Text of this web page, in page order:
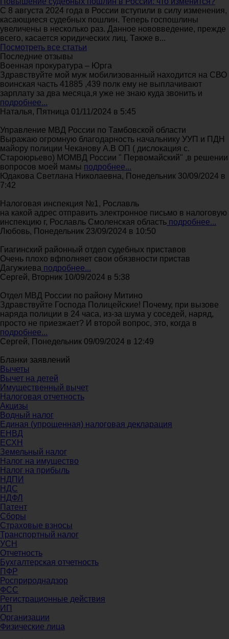
С 8 августа 2024 года в России вступили в силу изменения,
касающиеся судебных пошлин. Теперь госпошлины
увеличены в несколько раз. Данное нововведение, прежде
всего, касается юридических лиц. Также в...
Посмотреть все статьи
Последние отзывы
Военная прокуратура – Юрга
Здравствуйте мой муж мобилизованный находится на СВО
воинская часть 41885 ,439 полк ему не выплачивают
зарплату за два месяца,я уже не знаю куда звонить и
подробнее...
Наталья, Пятница 01/11/2024 в 5:45
Управление МВД России по Тамбовской области
Выражаю огромную благодарность начальнику УУП и ПДН
майору полиции Чеканову А.В ОП ( дислокация с.
Староюрьево) МОМВД России " Первомайский" ,в решении
вопросов моей мамы подробнее...
Юдакова Светлана Николаевна, Понедельник 30/09/2024 в
7:42
Налоговая инспекция №1, Рославль
на какой адрес отправить электронное письмо в налоговую
инспекцию г, Рославль Смоленская область подробнее...
Любовь, Понедельник 23/09/2024 в 10:50
Гиагинский районный отдел судебных приставов
Очень плохо вфполняет свои обязвности пристав
Дагужиева подробнее...
Сергей, Вторник 10/09/2024 в 5:38
Отдел МВД России по району Митино
Здравствуйте Господа Полицейские! Почему, при вызове
наряда полиции в 24 часа, из-за шума у соседей, наряд,
просто не приезжает? И второй вопрос, это, когда в
подробнее...
Сергей, Понедельник 09/09/2024 в 12:49
Бланки заявлений
Вычеты
Вычет на детей
Имущественный вычет
Налоговая отчетность
Акцизы
Водный налог
Единая (упрощенная) налоговая декларация
ЕНВД
ЕСХН
Земельный налог
Налог на имущество
Налог на прибыль
НДПИ
НДС
НДФЛ
Патент
Сборы
Страховые взносы
Транспортный налог
УСН
Отчетность
Бухгалтерская отчетность
ПФР
Росприроднадзор
ФСС
Регистрационные действия
ИП
Организации
Физические лица